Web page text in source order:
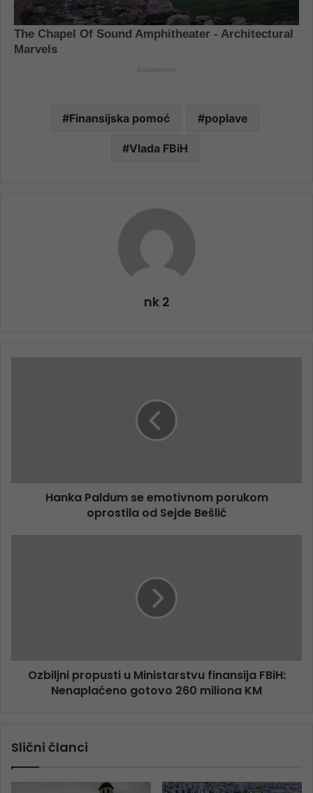
Finansijska pomoć poplave
Vlada FBiH
nk 2
Hanka Paldum se emotivnom porukom
oprostila od Sejde Bešlić
Ozbiljni propusti u Ministarstvu finansija FBiH:
Nenaplaćeno gotovo 260 miliona KM
Slični članci